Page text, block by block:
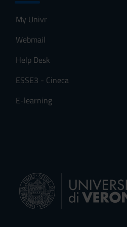
My Univr
Webmail
Help Desk
ESSE3 - Cineca
E-learning